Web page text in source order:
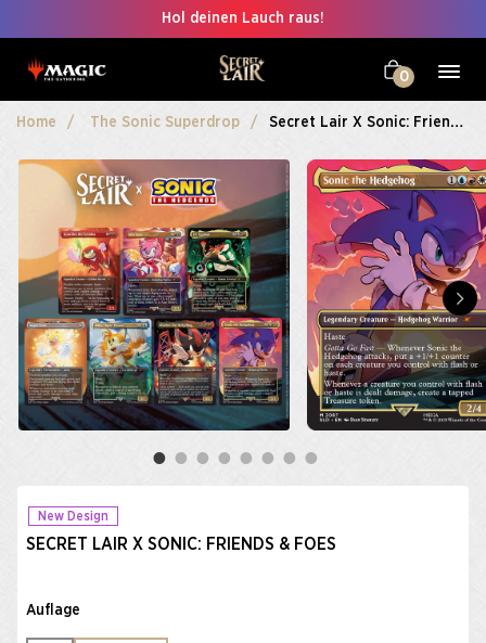
Hol deinen Lauch raus!
0
Home The Sonic Superdrop Secret Lair X Sonic: Friends & Foes
New Design
SECRET LAIR X SONIC: FRIENDS & FOES
Auflage